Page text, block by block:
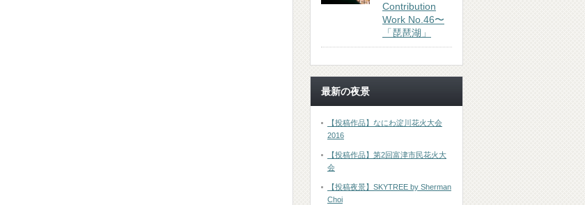
Contribution
Work No.46〜
「琵琶湖」
最新の夜景
【投稿作品】なにわ淀川花火大会
2016
【投稿作品】第2回富津市民花火大
会
【投稿夜景】SKYTREE by Sherman
Choi